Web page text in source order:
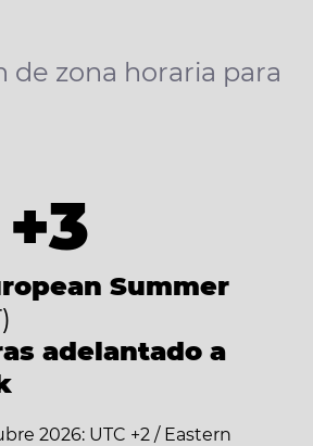
de zona horaria para
Summer
adelantado a
2026: UTC +2 / Eastern